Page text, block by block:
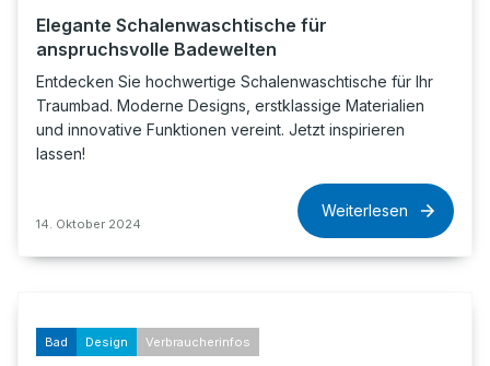
Elegante Schalenwaschtische für
anspruchsvolle Badewelten
Entdecken Sie hochwertige Schalenwaschtische für Ihr
Traumbad. Moderne Designs, erstklassige Materialien
und innovative Funktionen vereint. Jetzt inspirieren
lassen!
14. Oktober 2024
Weiterlesen
Bad Design Verbraucherinfos